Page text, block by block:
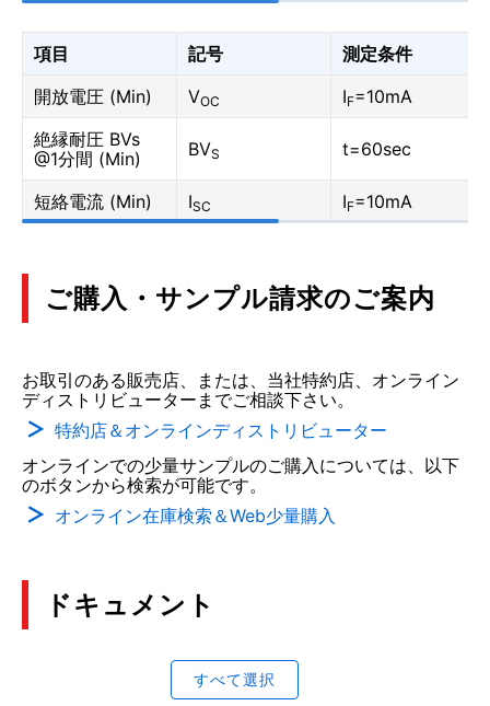
項目 記号
測定条件
開放電圧 (Min)
VOC IF=10mA
絶縁耐圧 BVs
@1分間 (Min)
BVS t=60sec
短絡電流 (Min) ISC IF=10mA
ご購入・サンプル請求のご案内
お取引のある販売店、または、当社特約店、オンライン
ディストリビューターまでご相談下さい。
特約店＆オンラインディストリビューター
オンラインでの少量サンプルのご購入については、以下
のボタンから検索が可能です。
オンライン在庫検索＆Web少量購入
ドキュメント
すべて選択